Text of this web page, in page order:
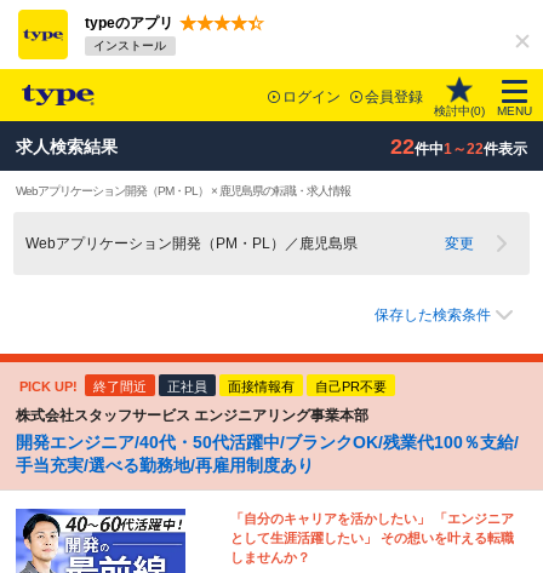
typeのアプリ
インストール
ログイン 会員登録
検討中(0) MENU
求人検索結果 22件中1～22件表示
Webアプリケーション開発（PM・PL） × 鹿児島県の転職・求人情報
Webアプリケーション開発（PM・PL）／鹿児島県 変更
保存した検索条件
PICK UP! 終了間近 正社員 面接情報有 自己PR不要
株式会社スタッフサービス エンジニアリング事業本部
開発エンジニア/40代・50代活躍中/ブランクOK/残業代100％支給/
手当充実/選べる勤務地/再雇用制度あり
「自分のキャリアを活かしたい」 「エンジニア
として生涯活躍したい」 その想いを叶える転職
しませんか？